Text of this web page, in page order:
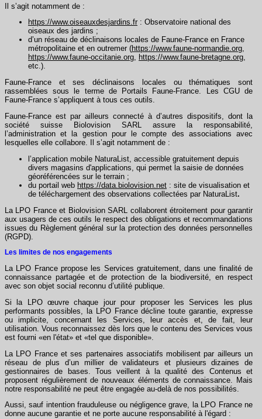
Il s’agit notamment de :
https://www.oiseauxdesjardins.fr : Observatoire national des
oiseaux des jardins ;
d’un réseau de déclinaisons locales de Faune-France en France
métropolitaine et en outremer (https://www.faune-normandie.org,
https://www.faune-occitanie.org, https://www.faune-bretagne.org,
etc.).
Faune-France et ses déclinaisons locales ou thématiques sont
rassemblées sous le terme de Portails Faune-France. Les CGU de
Faune-France s’appliquent à tous ces outils.
Faune-France est par ailleurs connecté à d’autres dispositifs, dont la
société suisse Biolovision SARL assure la responsabilité,
l’administration et la gestion pour le compte des associations avec
lesquelles elle collabore. Il s’agit notamment de :
l’application mobile NaturaList, accessible gratuitement depuis
divers magasins d'applications, qui permet la saisie de données
géoréférencées sur le terrain ;
du portail web https://data.biolovision.net : site de visualisation et
de téléchargement des observations collectées par NaturaList.
La LPO France et Biolovision SARL collaborent étroitement pour garantir
aux usagers de ces outils le respect des obligations et recommandations
issues du Règlement général sur la protection des données personnelles
(RGPD).
Les limites de nos engagements
La LPO France propose les Services gratuitement, dans une finalité de
connaissance partagée et de protection de la biodiversité, en respect
avec son objet social reconnu d’utilité publique.
Si la LPO œuvre chaque jour pour proposer les Services les plus
performants possibles, la LPO France décline toute garantie, expresse
ou implicite, concernant les Services, leur accès et, de fait, leur
utilisation. Vous reconnaissez dès lors que le contenu des Services vous
est fourni «en l'état» et «tel que disponible».
La LPO France et ses partenaires associatifs mobilisent par ailleurs un
réseau de plus d’un millier de validateurs et plusieurs dizaines de
gestionnaires de bases. Tous veillent à la qualité des Contenus et
proposent régulièrement de nouveaux éléments de connaissance. Mais
notre responsabilité ne peut être engagée au-delà de nos possibilités.
Aussi, sauf intention frauduleuse ou négligence grave, la LPO France ne
donne aucune garantie et ne porte aucune responsabilité à l'égard :